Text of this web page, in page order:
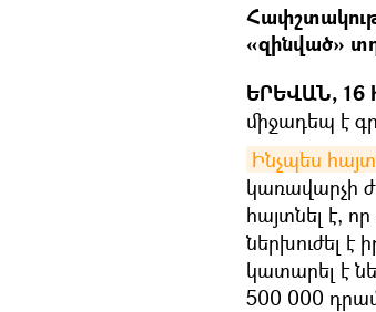
«զինված»
ԵՐԵՎԱՆ, 16
միջադեպ է
Ինչպես
կառավարչի
հայտնել է,
ներխուժել է
կատարել է
500 000